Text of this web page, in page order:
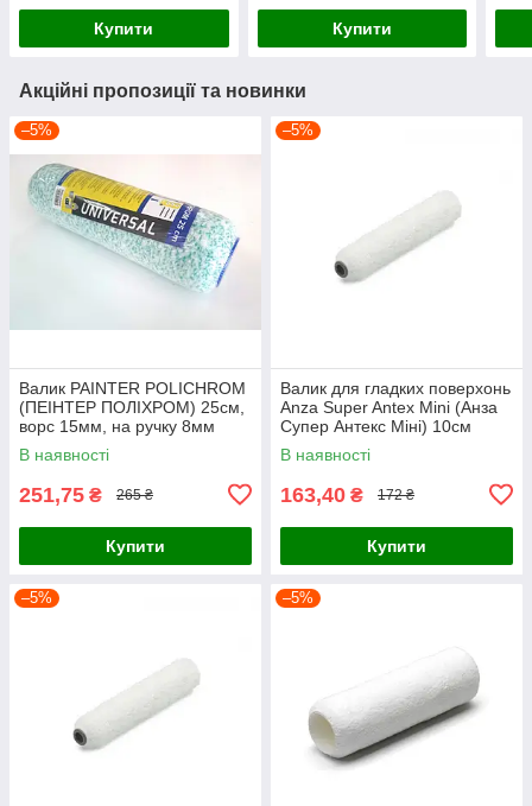
Купити Купити
Акційні пропозиції та новинки
–5%
Валик PAINTER POLICHROM
(ПЕІНТЕР ПОЛІХРОМ) 25см,
ворс 15мм, на ручку 8мм
В наявності
251,75 ₴ 265 ₴
Купити
–5%
Валик для гладких поверхонь
Anza Super Antex Mini (Анза
Супер Антекс Міні) 10см
В наявності
163,40 ₴ 172 ₴
Купити
–5% –5%